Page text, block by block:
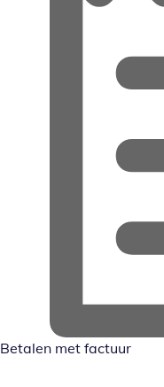
Betalen met factuur